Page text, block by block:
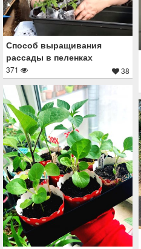
Способ выращивания
рассады в пеленках
371 38